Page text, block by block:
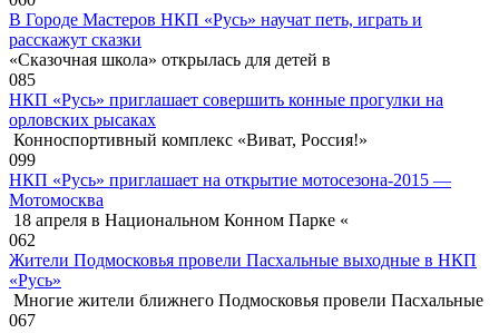
В Городе Мастеров НКП «Русь» научат петь, играть и
расскажут сказки
«Сказочная школа» открылась для детей в
085
НКП «Русь» приглашает совершить конные прогулки на
орловских рысаках
Конноспортивный комплекс «Виват, Россия!»
099
НКП «Русь» приглашает на открытие мотосезона-2015 —
Мотомосква
18 апреля в Национальном Конном Парке «
062
Жители Подмосковья провели Пасхальные выходные в НКП
«Русь»
Многие жители ближнего Подмосковья провели Пасхальные
067